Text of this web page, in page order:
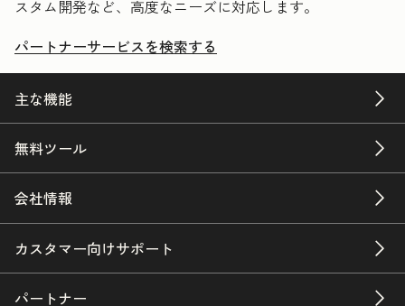
スタム開発など、高度なニーズに対応します。
パートナーサービスを検索する
主な機能
無料ツール
会社情報
カスタマー向けサポート
パートナー